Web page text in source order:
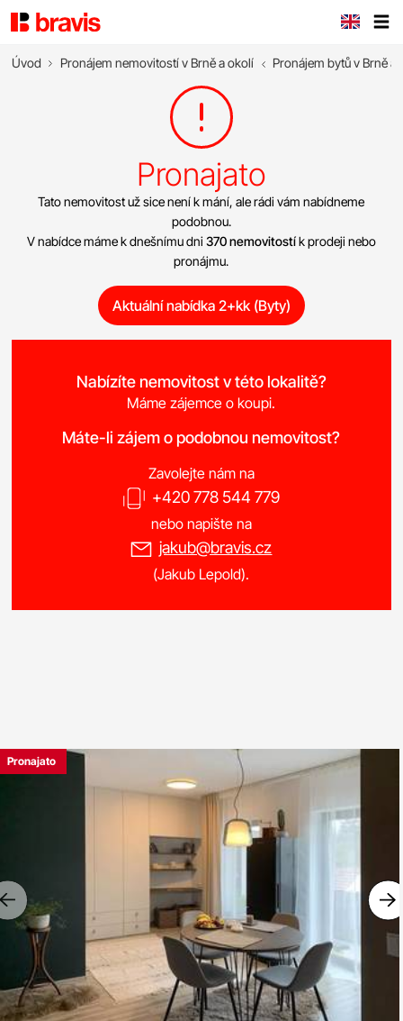
Úvod Pronájem nemovitostí v Brně a okolí Pronájem bytů v Brně a
Pronajato
Tato nemovitost už sice není k mání, ale rádi vám nabídneme
podobnou.
V nabídce máme k dnešnímu dni 370 nemovitostík prodeji nebo
pronájmu.
Aktuální nabídka 2+kk (Byty)
Nabízíte nemovitost v této lokalitě?
Máme zájemce o koupi.
Máte-li zájem o podobnou nemovitost?
Zavolejte nám na
+420 778 544 779
nebo napište na
jakub@bravis.cz
(Jakub Lepold).
Pronajato